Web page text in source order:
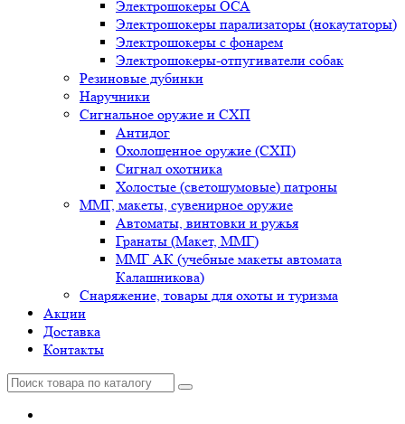
Электрошокеры ОСА
Электрошокеры парализаторы (нокаутаторы)
Электрошокеры с фонарем
Электрошокеры-отпугиватели собак
Резиновые дубинки
Наручники
Сигнальное оружие и СХП
Антидог
Охолощенное оружие (СХП)
Сигнал охотника
Холостые (светошумовые) патроны
ММГ, макеты, сувенирное оружие
Автоматы, винтовки и ружья
Гранаты (Макет, ММГ)
ММГ АК (учебные макеты автомата
Калашникова)
Снаряжение, товары для охоты и туризма
Акции
Доставка
Контакты